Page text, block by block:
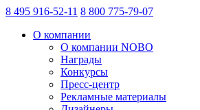
8 495 916-52-11 8 800 775-79-07
О компании
О компании NOBO
Награды
Конкурсы
Пресс-центр
Рекламные материалы